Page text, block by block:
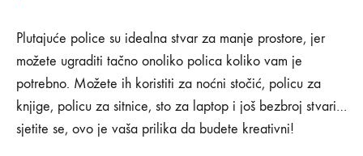
Plutajuće police su idealna stvar za manje prostore, jer
možete ugraditi tačno onoliko polica koliko vam je
potrebno. Možete ih koristiti za noćni stočić, policu za
knjige, policu za sitnice, sto za laptop i još bezbroj stvari…
sjetite se, ovo je vaša prilika da budete kreativni!